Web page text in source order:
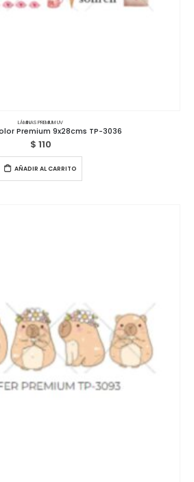
LÁMINAS PREMIUM UV
Premium 9x28cms TP-3036
$ 110
AÑADIR AL CARRITO